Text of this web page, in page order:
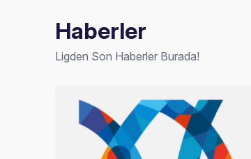
Haberler
Ligden Son Haberler Burada!